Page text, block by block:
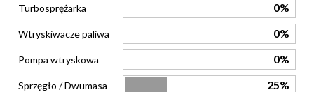
Turbosprężarka 0%
Wtryskiwacze paliwa 0%
Pompa wtryskowa 0%
Sprzęgło / Dwumasa 25%